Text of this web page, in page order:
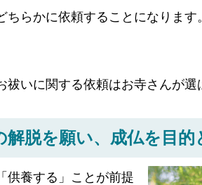
らかに依頼することになりま
いに関する依頼はお寺さんが選
脱を願い、 成仏を目的
供養する」ことが前提